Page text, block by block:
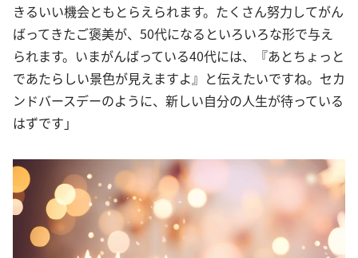
きるいい機会ともとらえられます。たくさん努力してがん
ばってきたご褒美が、50代になるといろいろな形で与え
られます。いまがんばっている40代には、『あとちょっと
であたらしい景色が見えますよ』と伝えたいですね。セカ
ンドバースデーのように、新しい自分の人生が待っている
はずです」